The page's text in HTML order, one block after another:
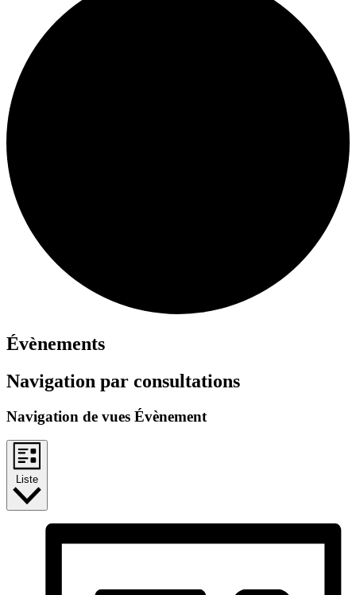
Évènements
Navigation par consultations
Navigation de vues Évènement
Liste